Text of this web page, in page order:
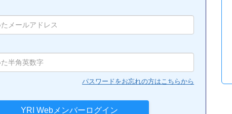
パスワードをお忘れの方はこちらから